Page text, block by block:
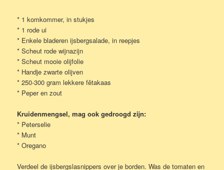
* 1 komkommer, in stukjes
* 1 rode ui
* Enkele bladeren ijsbergsalade, in reepjes
* Scheut rode wijnazijn
* Scheut mooie olijfolie
* Handje zwarte olijven
* 250-300 gram lekkere fêtakaas
* Peper en zout
Kruidenmengsel, mag ook gedroogd zijn:
* Peterselie
* Munt
* Oregano
Verdeel de ijsbergslasnippers over je borden. Was de tomaten en